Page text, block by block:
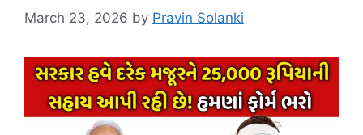
March 23, 2026 by Pravin Solanki